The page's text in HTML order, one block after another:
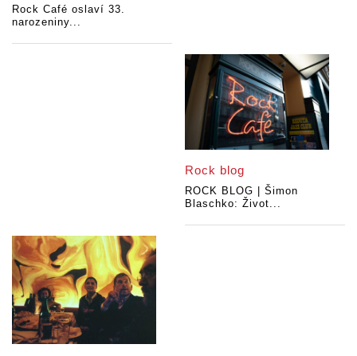
Rock Café oslaví 33.
narozeniny...
Rock blog
ROCK BLOG | Šimon
Blaschko: Život...